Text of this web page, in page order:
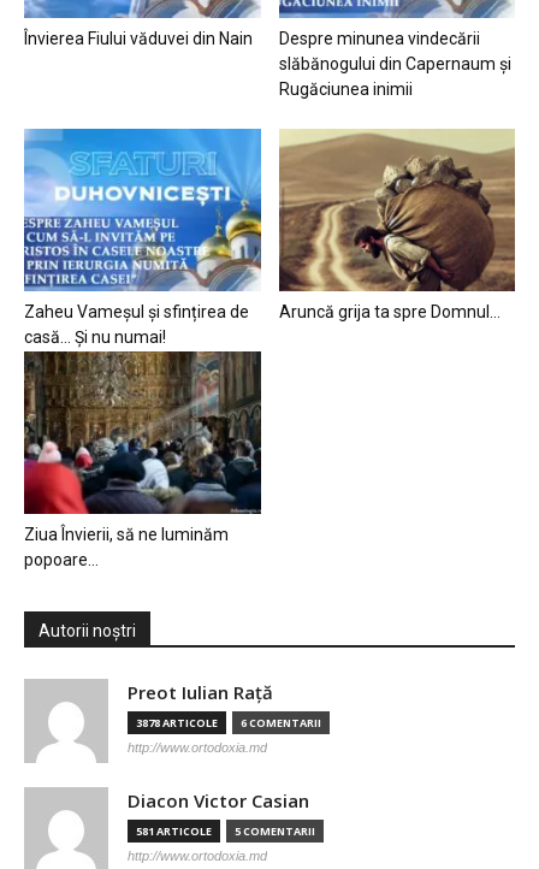
Învierea Fiului văduvei din Nain
Despre minunea vindecării
slăbănogului din Capernaum și
Rugăciunea inimii
Zaheu Vameșul și sfințirea de
casă… Și nu numai!
Aruncă grija ta spre Domnul…
Ziua Învierii, să ne luminăm
popoare…
Autorii noștri
Preot Iulian Raţă
3878 ARTICOLE 6 COMENTARII
http://www.ortodoxia.md
Diacon Victor Casian
581 ARTICOLE 5 COMENTARII
http://www.ortodoxia.md